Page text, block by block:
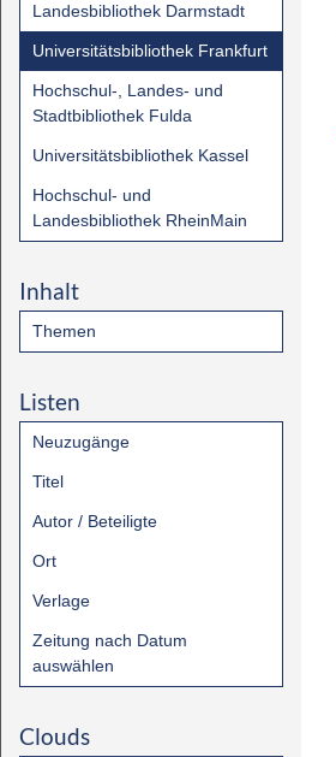
Landesbibliothek Darmstadt
Universitätsbibliothek Frankfurt
Hochschul-, Landes- und
Stadtbibliothek Fulda
Universitätsbibliothek Kassel
Hochschul- und
Landesbibliothek RheinMain
Inhalt
Themen
Listen
Neuzugänge
Titel
Autor / Beteiligte
Ort
Verlage
Zeitung nach Datum
auswählen
Clouds